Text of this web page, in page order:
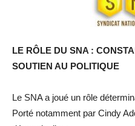
LE RÔLE DU SNA :
SOUTIEN AU POLITIQUE
Le SNA a joué un rôle
Porté notamment par Cindy